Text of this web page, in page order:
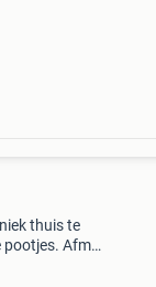
thuis te
pootjes. Afm